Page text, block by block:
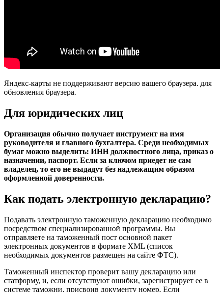
Яндекс-карты не поддерживают версию вашего браузера. для
обновления браузера.
Для юридических лиц
Организация обычно получает инструмент на имя
руководителя и главного бухгалтера. Среди необходимых
бумаг можно выделить: ИНН должностного лица, приказ о
назначении, паспорт. Если за ключом приедет не сам
владелец, то его не выдадут без надлежащим образом
оформленной доверенности.
Как подать электронную декларацию?
Подавать электронную таможенную декларацию необходимо
посредством специализированной программы. Вы
отправляете на таможенный пост основной пакет
электронных документов в формате XML (список
необходимых документов размещен на сайте ФТС).
Таможенный инспектор проверит вашу декларацию или
статформу, и, если отсутствуют ошибки, зарегистрирует ее в
системе таможни, присвоив документу номер. Если